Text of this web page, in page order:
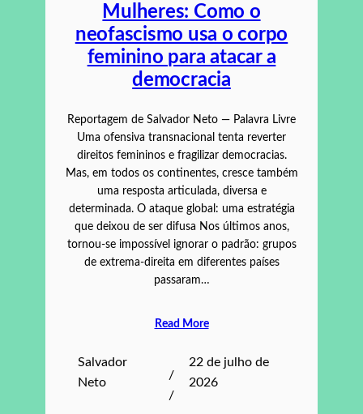
Mulheres: Como o
neofascismo usa o corpo
feminino para atacar a
democracia
Reportagem de Salvador Neto — Palavra Livre
Uma ofensiva transnacional tenta reverter
direitos femininos e fragilizar democracias.
Mas, em todos os continentes, cresce também
uma resposta articulada, diversa e
determinada. O ataque global: uma estratégia
que deixou de ser difusa Nos últimos anos,
tornou-se impossível ignorar o padrão: grupos
de extrema-direita em diferentes países
passaram…
Read More
Salvador
Neto
/
/
22 de julho de
2026